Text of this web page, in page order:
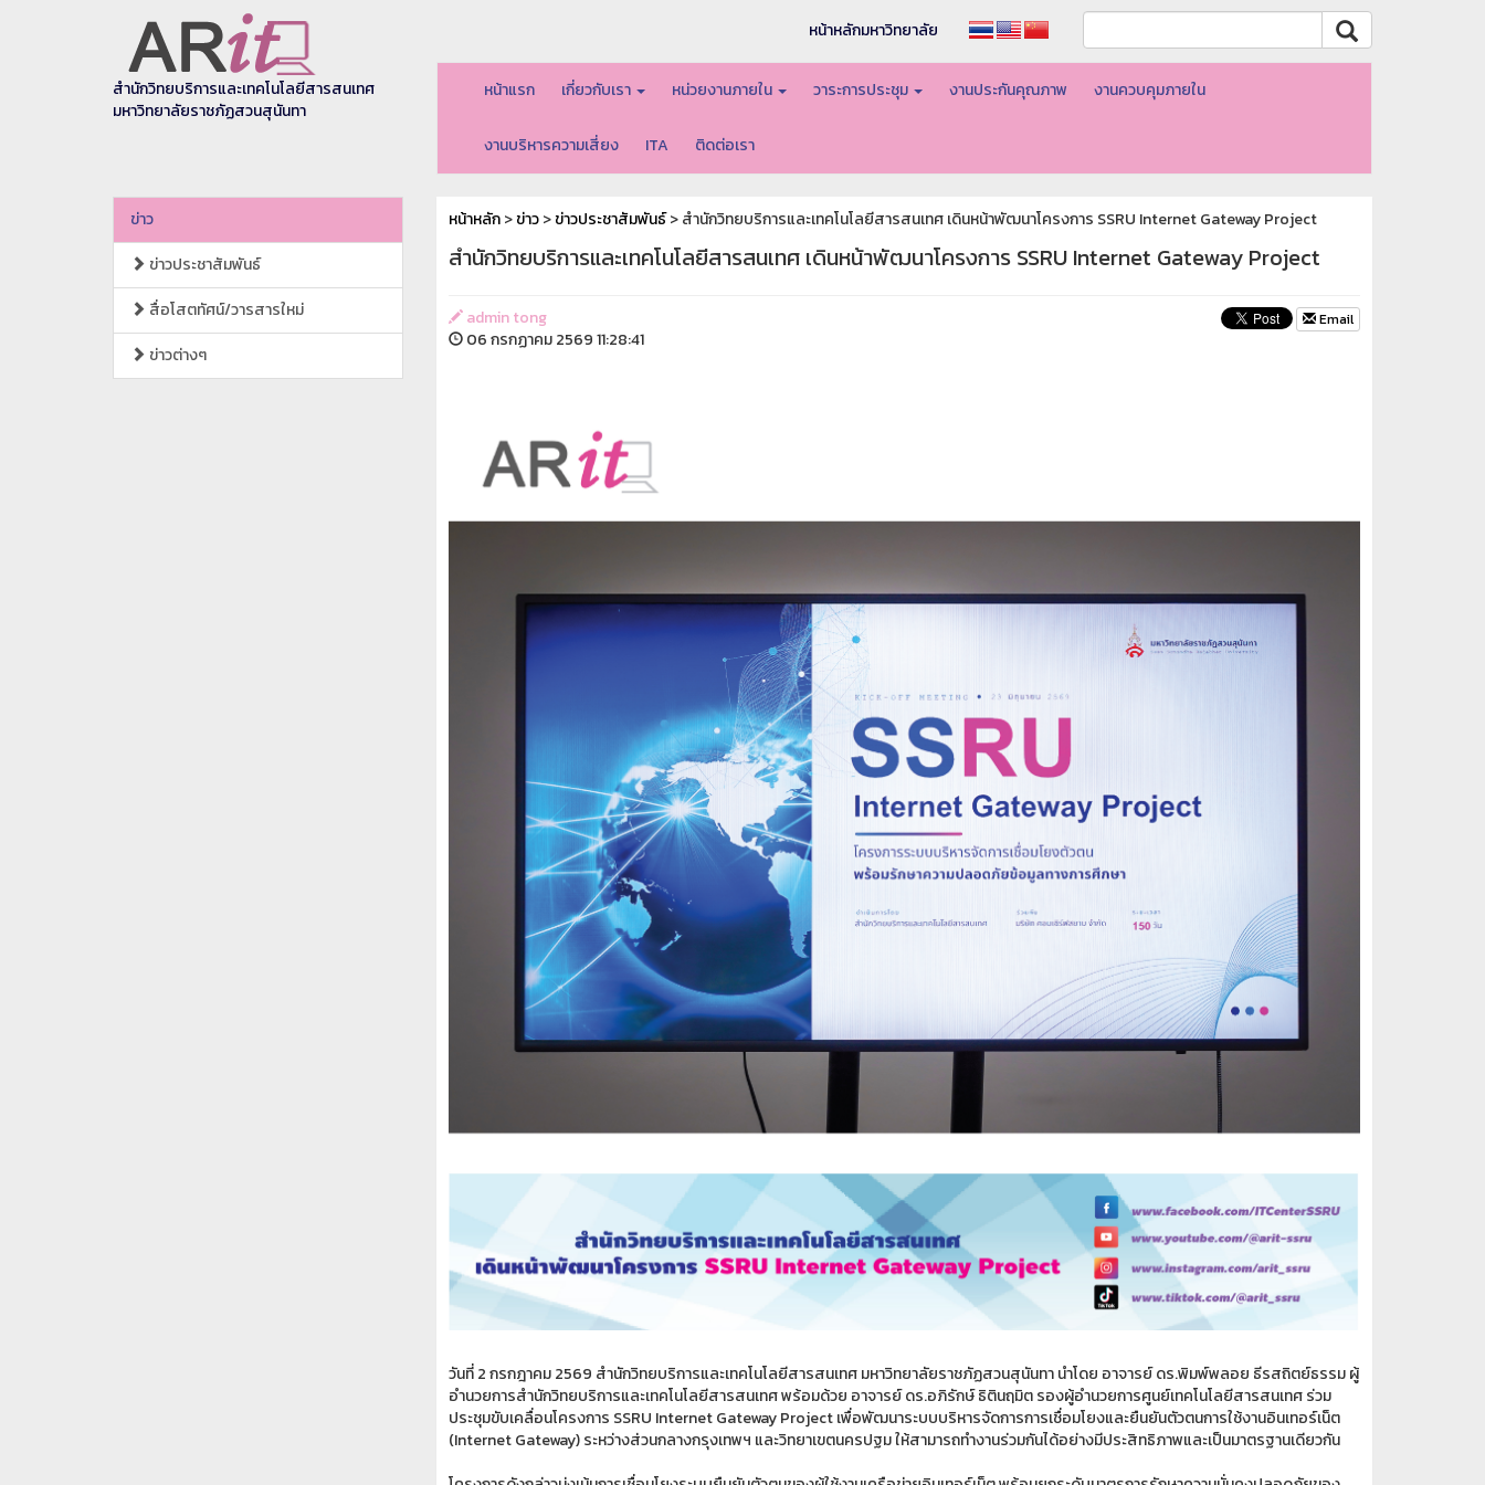
สำนักวิทยบริการและเทคโนโลยีสารสนเทศ
มหาวิทยาลัยราชภัฏสวนสุนันทา
หน้าหลักมหาวิทยาลัย
หน้าแรก เกี่ยวกับเรา หน่วยงานภายใน วาระการประชุม งานประกันคุณภาพ งานควบคุมภายใน
งานบริหารความเสี่ยง ITA ติดต่อเรา
ข่าว
ข่าวประชาสัมพันธ์
สื่อโสตทัศน์/วารสารใหม่
ข่าวต่างๆ
หน้าหลัก>ข่าว>ข่าวประชาสัมพันธ์> สำนักวิทยบริการและเทคโนโลยีสารสนเทศ เดินหน้าพัฒนาโครงการ SSRU Internet Gateway Project
สำนักวิทยบริการและเทคโนโลยีสารสนเทศ เดินหน้าพัฒนาโครงการ SSRU Internet Gateway Project
admin tong
06 กรกฏาคม 2569 11:28:41
Email
วันที่ 2 กรกฎาคม 2569 สำนักวิทยบริการและเทคโนโลยีสารสนเทศ มหาวิทยาลัยราชภัฏสวนสุนันทา นำโดย อาจารย์ ดร.พิมพ์พลอย ธีรสถิตย์ธรรม ผู้
อำนวยการสำนักวิทยบริการและเทคโนโลยีสารสนเทศ พร้อมด้วย อาจารย์ ดร.อภิรักษ์ ธิตินฤมิต รองผู้อำนวยการศูนย์เทคโนโลยีสารสนเทศ ร่วม
ประชุมขับเคลื่อนโครงการ SSRU Internet Gateway Project เพื่อพัฒนาระบบบริหารจัดการการเชื่อมโยงและยืนยันตัวตนการใช้งานอินเทอร์เน็ต
(Internet Gateway) ระหว่างส่วนกลางกรุงเทพฯ และวิทยาเขตนครปฐม ให้สามารถทำงานร่วมกันได้อย่างมีประสิทธิภาพและเป็นมาตรฐานเดียวกัน